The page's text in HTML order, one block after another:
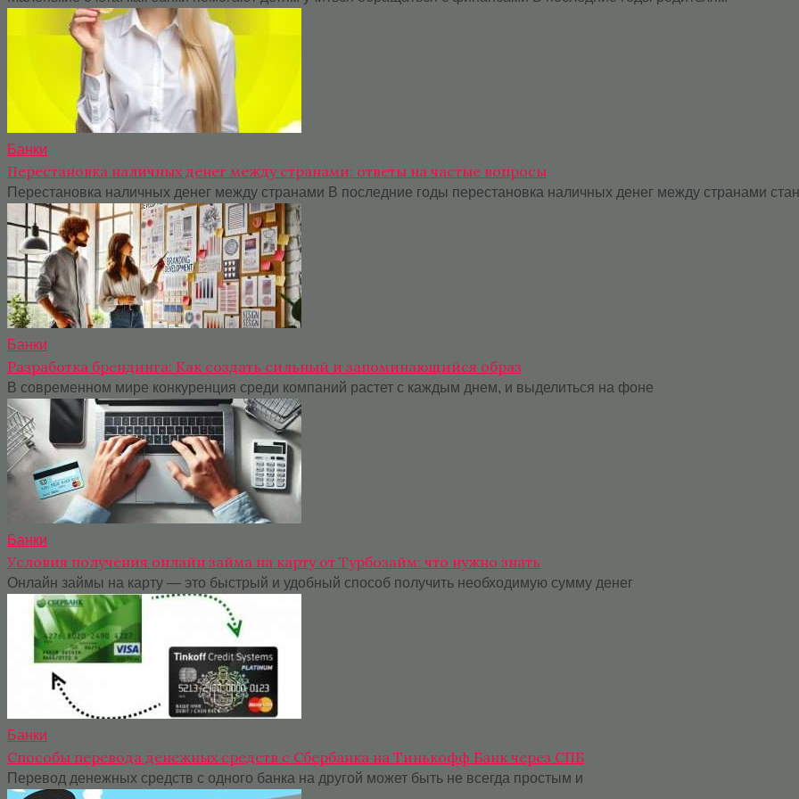
Банки
Перестановка наличных денег между странами: ответы на частые вопросы
Перестановка наличных денег между странами В последние годы перестановка наличных денег между странами
Банки
Разработка брендинга: Как создать сильный и запоминающийся образ
В современном мире конкуренция среди компаний растет с каждым днем, и выделиться на фоне
Банки
Условия получения онлайн займа на карту от Турбозайм: что нужно знать
Онлайн займы на карту — это быстрый и удобный способ получить необходимую сумму денег
Банки
Способы перевода денежных средств с Сбербанка на Тинькофф Банк через СПБ
Перевод денежных средств с одного банка на другой может быть не всегда простым и